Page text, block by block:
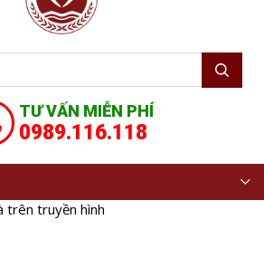
TƯ VẤN MIỄN PHÍ
0989.116.118
trên truyền hình